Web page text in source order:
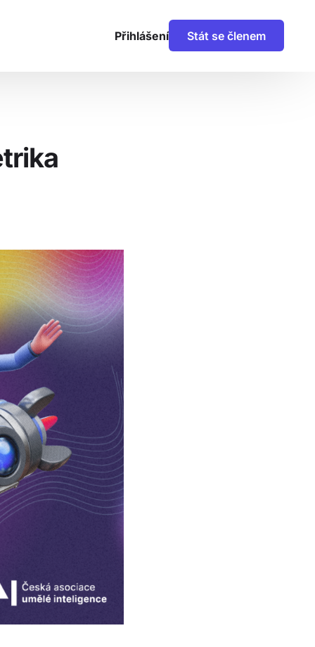
Přihlášení Stát se členem